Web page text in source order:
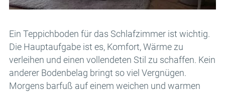
Passwort
OK
Anmeldung Passwort erinnern
Wir werden in Kürze eine E-Mail mit einem
aktivieren
OK
OK
Ein Teppichboden für das Schlafzimmer ist wichtig.
Die Hauptaufgabe ist es, Komfort, Wärme zu
verleihen und einen vollendeten Stil zu schaffen. Kein
anderer Bodenbelag bringt so viel Vergnügen.
Morgens barfuß auf einem weichen und warmen